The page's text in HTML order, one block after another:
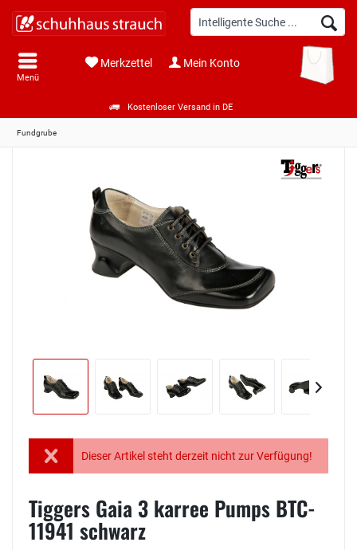
Kostenloser Versand in DE
Menü
Merkzettel Mein Konto
Fundgrube
Dieser Artikel steht derzeit nicht zur Verfügung!
Tiggers Gaia 3 karree Pumps BTC-
11941 schwarz